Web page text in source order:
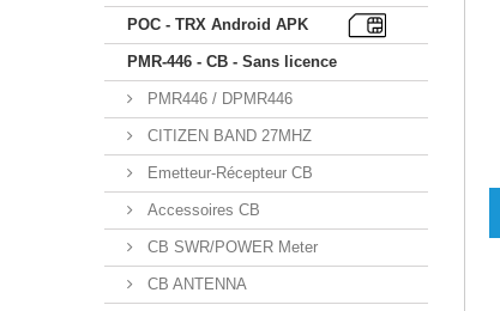
POC - TRX Android APK
PMR-446 - CB - Sans licence
PMR446 / DPMR446
CITIZEN BAND 27MHZ
Emetteur-Récepteur CB
Accessoires CB
CB SWR/POWER Meter
CB ANTENNA